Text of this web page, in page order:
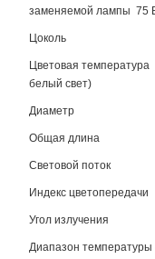
заменяемой лампы 75
Цветовая
белый свет)
Диаметр
Общая
Световой
Индекс
Угол
Диапазон